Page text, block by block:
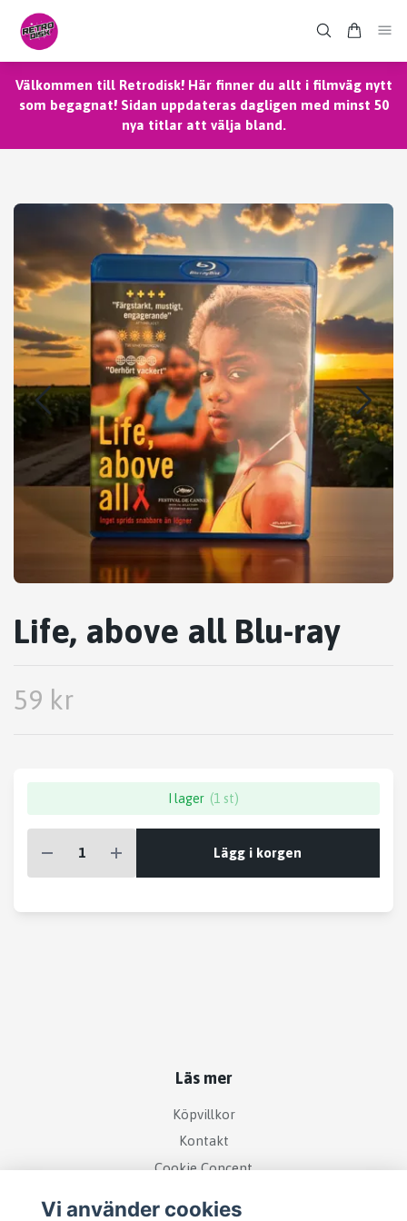
Välkommen till Retrodisk! Här finner du allt i filmväg nytt
som begagnat! Sidan uppdateras dagligen med minst 50
nya titlar att välja bland.
Life, above all Blu-ray
59 kr
I lager (1 st)
Lägg i korgen
Läs mer
Köpvillkor
Kontakt
Cookie Concent
Vi använder cookies